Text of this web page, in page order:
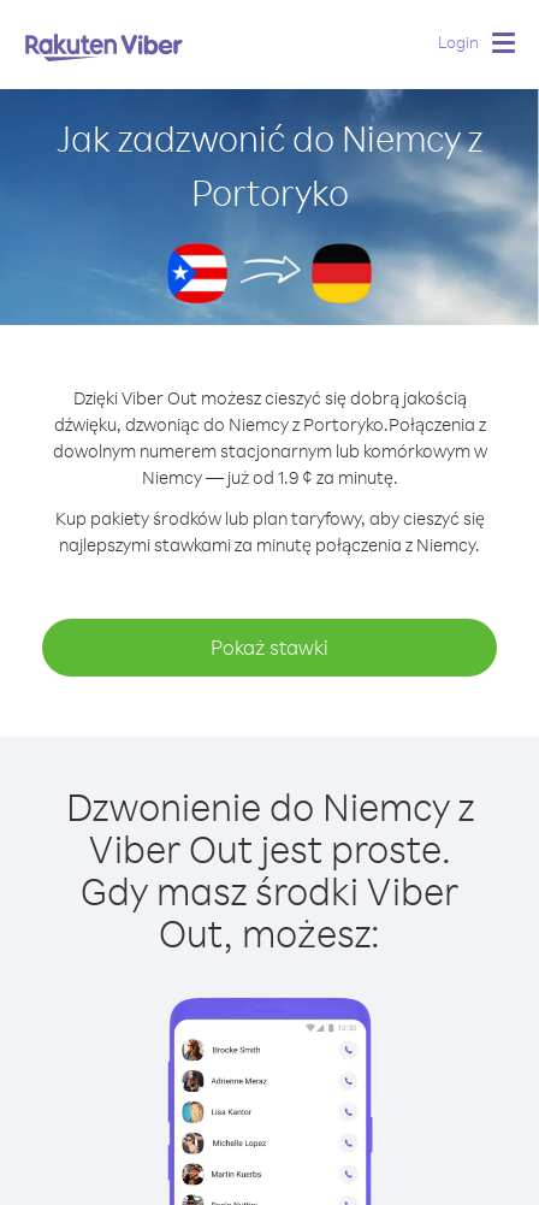
Login
Jak zadzwonić do Niemcy z
Portoryko
Dzięki Viber Out możesz cieszyć się dobrą jakością
dźwięku, dzwoniąc do Niemcy z Portoryko.Połączenia z
dowolnym numerem stacjonarnym lub komórkowym w
Niemcy — już od 1.9 ¢ za minutę.
Kup pakiety środków lub plan taryfowy, aby cieszyć się
najlepszymi stawkami za minutę połączenia z Niemcy.
Pokaż stawki
Dzwonienie do Niemcy z
Viber Out jest proste.
Gdy masz środki Viber
Out, możesz: